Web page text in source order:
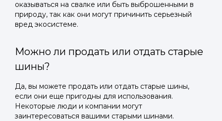
оказываться на свалке или быть выброшенными в
природу, так как они могут причинить серьезный
вред экосистеме.
Можно ли продать или отдать старые
шины?
Да, вы можете продать или отдать старые шины,
если они еще пригодны для использования.
Некоторые люди и компании могут
заинтересоваться вашими старыми шинами.